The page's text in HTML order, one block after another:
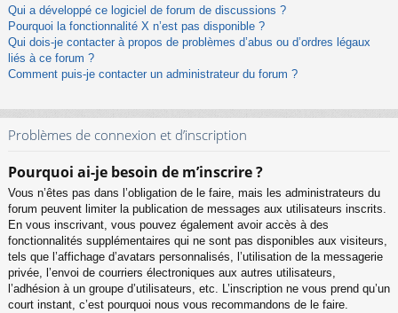
Qui a développé ce logiciel de forum de discussions ?
Pourquoi la fonctionnalité X n’est pas disponible ?
Qui dois-je contacter à propos de problèmes d’abus ou d’ordres légaux
liés à ce forum ?
Comment puis-je contacter un administrateur du forum ?
Problèmes de connexion et d’inscription
Pourquoi ai-je besoin de m’inscrire ?
Vous n’êtes pas dans l’obligation de le faire, mais les administrateurs du
forum peuvent limiter la publication de messages aux utilisateurs inscrits.
En vous inscrivant, vous pouvez également avoir accès à des
fonctionnalités supplémentaires qui ne sont pas disponibles aux visiteurs,
tels que l’affichage d’avatars personnalisés, l’utilisation de la messagerie
privée, l’envoi de courriers électroniques aux autres utilisateurs,
l’adhésion à un groupe d’utilisateurs, etc. L’inscription ne vous prend qu’un
court instant, c’est pourquoi nous vous recommandons de le faire.